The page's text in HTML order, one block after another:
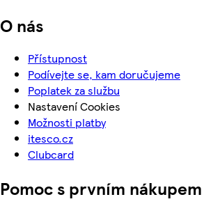
O nás
Přístupnost
Podívejte se, kam doručujeme
Poplatek za službu
Nastavení Cookies
Možnosti platby
itesco.cz
Clubcard
Pomoc s prvním nákupem